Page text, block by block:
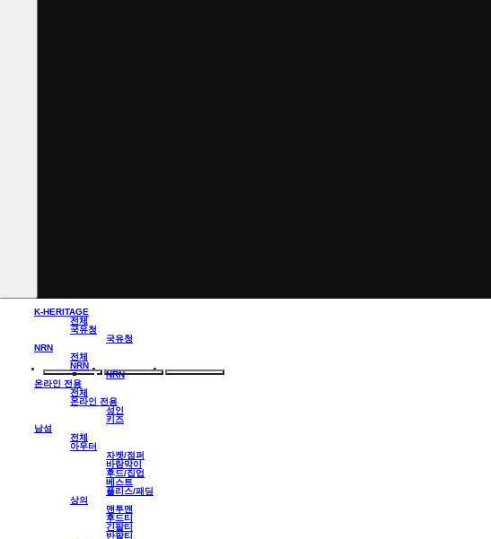
K-HERITAGE
전체
국유청
국유청
NRN
전체
NRN
NRN
온라인 전용
전체
온라인 전용
성인
키즈
남성
전체
아우터
자켓/점퍼
바람막이
후드/집업
베스트
플리스/패딩
상의
맨투맨
후드티
긴팔티
반팔티